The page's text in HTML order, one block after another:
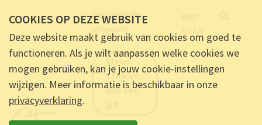
Onze lokale
Steun
STAN en
doe een
COOKIES OP DEZE WEBSITE
Deze website maakt gebruik van cookies om goed te
functioneren. Als je wilt aanpassen welke cookies we
mogen gebruiken, kan je jouw cookie-instellingen
wijzigen. Meer informatie is beschikbaar in onze
privacyverklaring.